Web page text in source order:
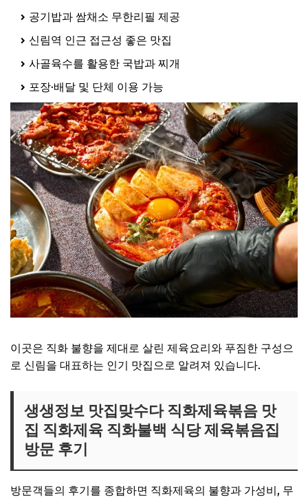
공기밥과 쌈채소 무한리필 제공
신림역 인근 접근성 좋은 맛집
사골육수를 활용한 국밥과 찌개
포장·배달 및 단체 이용 가능
이곳은 직화 불향을 제대로 살린 제육요리와 푸짐한 구성으
로 신림을 대표하는 인기 맛집으로 알려져 있습니다.
생생정보 맛집맞수다 직화제육볶음 맛
집 직화제육 직화불백 식당 제육볶음집
방문 후기
방문객들의 후기를 종합하면 직화제육의 불향과 가성비, 무